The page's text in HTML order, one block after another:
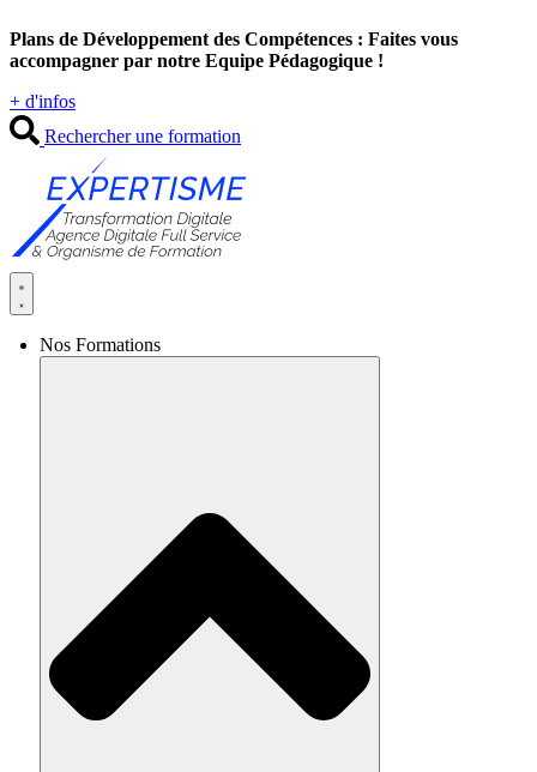
au
contenu
Plans de Développement des Compétences : Faites vous
accompagner par notre Equipe Pédagogique !
+ d'infos
Rechercher une formation
Nos Formations